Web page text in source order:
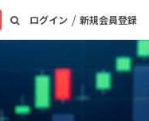
ログイン / 新規会員登録